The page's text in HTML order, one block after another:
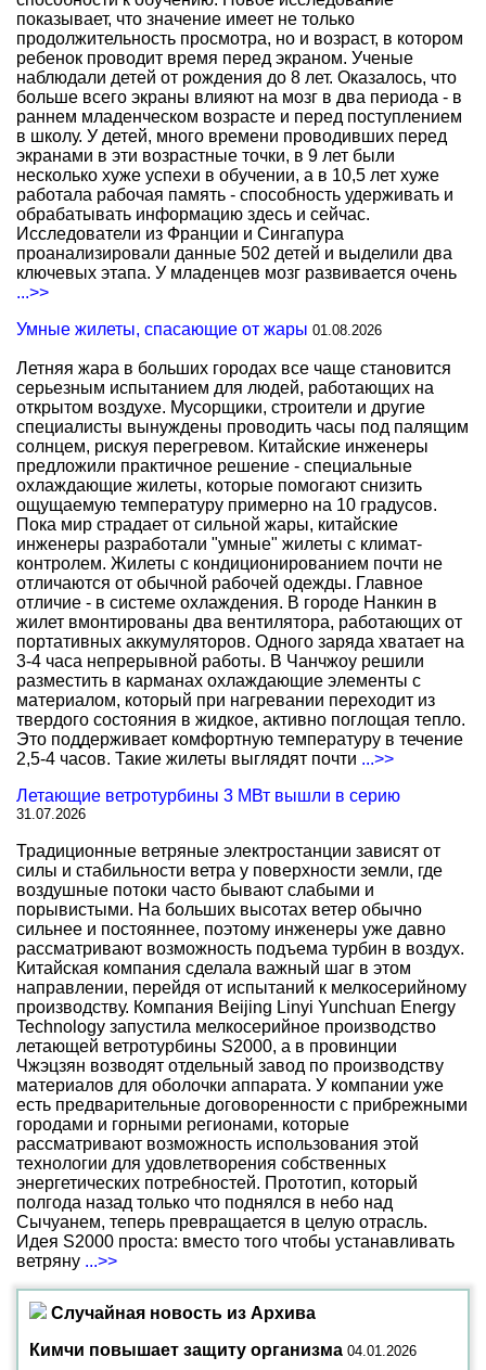
показывает, что значение имеет не только
продолжительность просмотра, но и возраст, в котором
ребенок проводит время перед экраном. Ученые
наблюдали детей от рождения до 8 лет. Оказалось, что
больше всего экраны влияют на мозг в два периода - в
раннем младенческом возрасте и перед поступлением
в школу. У детей, много времени проводивших перед
экранами в эти возрастные точки, в 9 лет были
несколько хуже успехи в обучении, а в 10,5 лет хуже
работала рабочая память - способность удерживать и
обрабатывать информацию здесь и сейчас.
Исследователи из Франции и Сингапура
проанализировали данные 502 детей и выделили два
ключевых этапа. У младенцев мозг развивается очень
...>>
Умные жилеты, спасающие от жары 01.08.2026
Летняя жара в больших городах все чаще становится
серьезным испытанием для людей, работающих на
открытом воздухе. Мусорщики, строители и другие
специалисты вынуждены проводить часы под палящим
солнцем, рискуя перегревом. Китайские инженеры
предложили практичное решение - специальные
охлаждающие жилеты, которые помогают снизить
ощущаемую температуру примерно на 10 градусов.
Пока мир страдает от сильной жары, китайские
инженеры разработали "умные" жилеты с климат-
контролем. Жилеты с кондиционированием почти не
отличаются от обычной рабочей одежды. Главное
отличие - в системе охлаждения. В городе Нанкин в
жилет вмонтированы два вентилятора, работающих от
портативных аккумуляторов. Одного заряда хватает на
3-4 часа непрерывной работы. В Чанчжоу решили
разместить в карманах охлаждающие элементы с
материалом, который при нагревании переходит из
твердого состояния в жидкое, активно поглощая тепло.
Это поддерживает комфортную температуру в течение
2,5-4 часов. Такие жилеты выглядят почти ...>>
Летающие ветротурбины 3 МВт вышли в серию
31.07.2026
Традиционные ветряные электростанции зависят от
силы и стабильности ветра у поверхности земли, где
воздушные потоки часто бывают слабыми и
порывистыми. На больших высотах ветер обычно
сильнее и постояннее, поэтому инженеры уже давно
рассматривают возможность подъема турбин в воздух.
Китайская компания сделала важный шаг в этом
направлении, перейдя от испытаний к мелкосерийному
производству. Компания Beijing Linyi Yunchuan Energy
Technology запустила мелкосерийное производство
летающей ветротурбины S2000, а в провинции
Чжэцзян возводят отдельный завод по производству
материалов для оболочки аппарата. У компании уже
есть предварительные договоренности с прибрежными
городами и горными регионами, которые
рассматривают возможность использования этой
технологии для удовлетворения собственных
энергетических потребностей. Прототип, который
полгода назад только что поднялся в небо над
Сычуанем, теперь превращается в целую отрасль.
Идея S2000 проста: вместо того чтобы устанавливать
ветряну ...>>
Случайная новость из Архива
Кимчи повышает защиту организма 04.01.2026